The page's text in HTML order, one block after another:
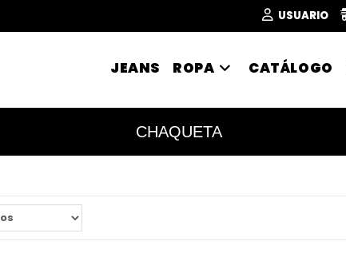
USUARIO
JEANS ROPA CATÁLOGO
CHAQUETA